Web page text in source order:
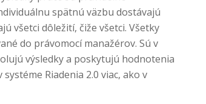
spätnú väzbu dostávajú
všetci dôležití, čiže všetci. Všetky
do právomocí manažérov. Sú v
výsledky a poskytujú hodnotenia
Riadenia 2.0 viac, ako v